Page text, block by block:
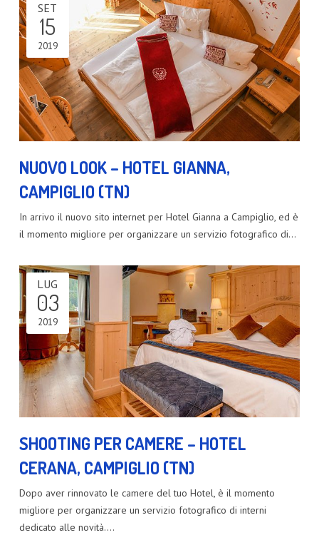
NUOVO LOOK – HOTEL GIANNA,
CAMPIGLIO (TN)
SET
15
2019
In arrivo il nuovo sito internet per Hotel Gianna a Campiglio, ed è
il momento migliore per organizzare un servizio fotografico di…
SHOOTING PER CAMERE – HOTEL
CERANA, CAMPIGLIO (TN)
LUG
03
2019
Dopo aver rinnovato le camere del tuo Hotel, è il momento
migliore per organizzare un servizio fotografico di interni
dedicato alle novità.…